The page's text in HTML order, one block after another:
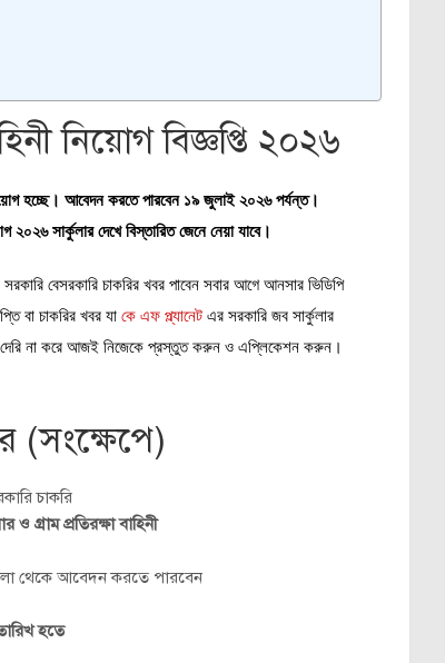
নিয়োগ বিজ্ঞপ্তি ২০২৬
হচ্ছে। আবেদন করতে পারবেন ১৯ জুলাই ২০২৬ পর্যন্ত।
সার্কুলার দেখে বিস্তারিত জেনে নেয়া যাবে।
বেসরকারি চাকরির খবর পাবেন সবার আগে আনসার ভিডিপি
বা চাকরির খবর যা কে এফ প্ল্যানেটএর সরকারি জব সার্কুলার
দেরি না করে আজই নিজেকে প্রস্তুত করুন ও এপ্লিকেশন করুন।
(সংক্ষেপে)
চাকরি
গ্রাম প্রতিরক্ষা বাহিনী
থেকে আবেদন করতে পারবেন
হতে